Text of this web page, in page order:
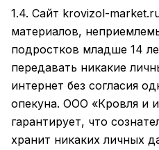
1.4. Сайт krovizol-
материалов,
подростков младше 14
передавать никакие
интернет без согласия
опекуна. ООО «Кровля и
гарантирует, что
хранит никаких личных